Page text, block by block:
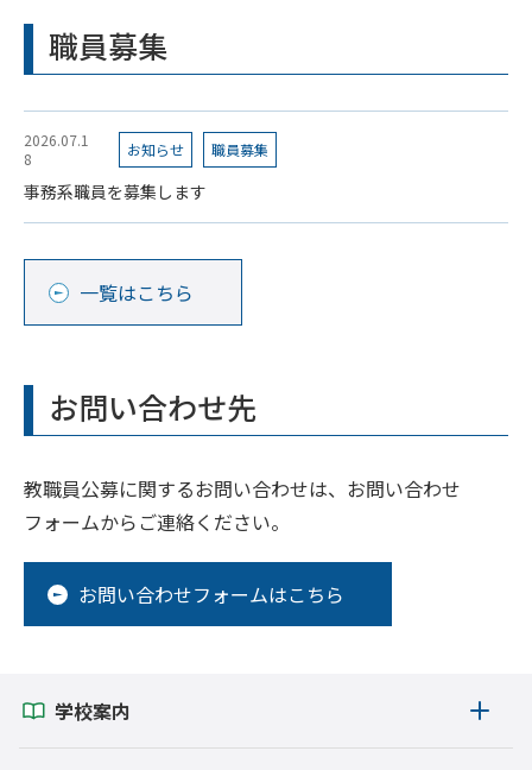
職員募集
2026.07.1
8
お知らせ 職員募集
事務系職員を募集します
一覧はこちら
お問い合わせ先
教職員公募に関するお問い合わせは、お問い合わせ
フォームからご連絡ください。
お問い合わせフォームはこちら
学校案内